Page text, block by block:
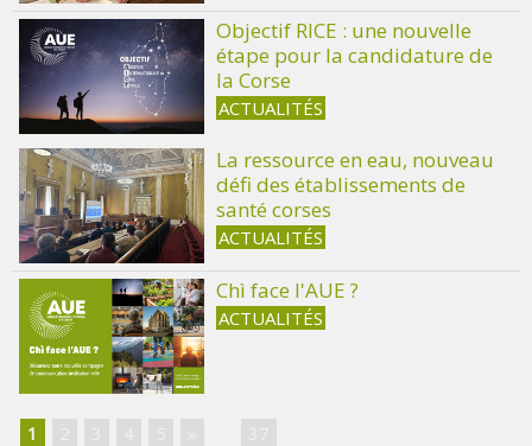
Objectif RICE : une nouvelle
étape pour la candidature de
la Corse
ACTUALITÉS
La ressource en eau, nouveau
défi des établissements de
santé corses
ACTUALITÉS
Chì face l'AUE ?
ACTUALITÉS
1